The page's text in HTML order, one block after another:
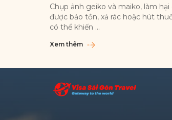
Chụp ảnh geiko và maiko, làm
được bảo tồn, xả rác hoặc hút
có thể khiến ...
Xem thêm